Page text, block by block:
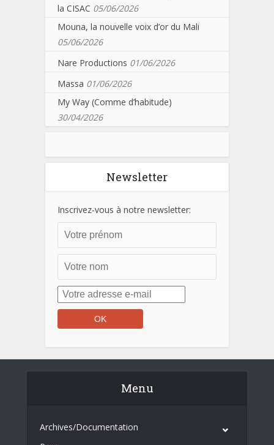
la CISAC 05/06/2026
Mouna, la nouvelle voix d’or du Mali
05/06/2026
Nare Productions 01/06/2026
Massa 01/06/2026
My Way (Comme d’habitude)
30/04/2026
Newsletter
Inscrivez-vous à notre newsletter:
Menu
Archives/Documentation